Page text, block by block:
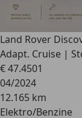
Land Rover
Adapt. Cruise |
€ 47.4501
04/2024
12.165 km
Elektro/Benzine